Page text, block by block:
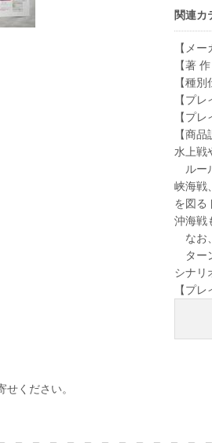
関連カ
【メ
【著
【種
【プ
【プ
【商
水上戦
ルー
峡海戦
を図る
沖海戦
なお
ター
シナリ
【プ
ください。